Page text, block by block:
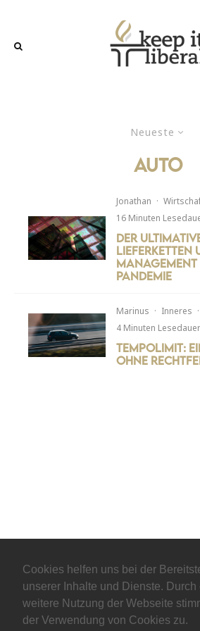
Cookies helfen uns bei der
unserer Inhalte und Dienste. Durch
weitere Nutzung der Webseite
der Verwendung von Cookies zu.
Neueste
Auto
Jonathan ·
16 Minuten
Der
Lieferketten
Pandemie
Marinus · Inneres ·
4 Minuten Lesedauer
Tempolimit:
ohne
© keepitliberal.de
Datenschutzerklärung